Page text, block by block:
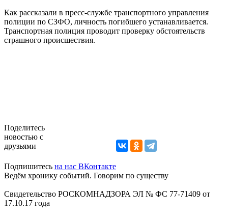
Как рассказали в пресс-службе транспортного управления
полиции по СЗФО, личность погибшего устанавливается.
Транспортная полиция проводит проверку обстоятельств
страшного происшествия.
Поделитесь
новостью с
друзьями
Подпишитесь на нас ВКонтакте
Ведём хронику событий. Говорим по существу
Свидетельство РОСКОМНАДЗОРА ЭЛ № ФС 77-71409 от
17.10.17 года